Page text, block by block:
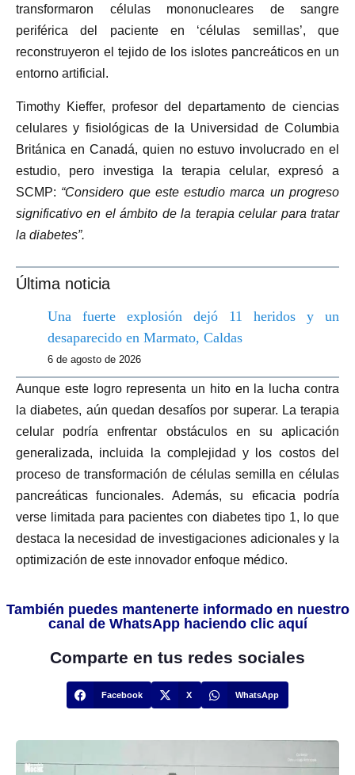
transformaron células mononucleares de sangre
periférica del paciente en ‘células semillas’, que
reconstruyeron el tejido de los islotes pancreáticos en un
entorno artificial.
Timothy Kieffer, profesor del departamento de ciencias
celulares y fisiológicas de la Universidad de Columbia
Británica en Canadá, quien no estuvo involucrado en el
estudio, pero investiga la terapia celular, expresó a
SCMP: “Considero que este estudio marca un progreso
significativo en el ámbito de la terapia celular para tratar
la diabetes”.
Última noticia
Una fuerte explosión dejó 11 heridos y un
desaparecido en Marmato, Caldas
6 de agosto de 2026
Aunque este logro representa un hito en la lucha contra
la diabetes, aún quedan desafíos por superar. La terapia
celular podría enfrentar obstáculos en su aplicación
generalizada, incluida la complejidad y los costos del
proceso de transformación de células semilla en células
pancreáticas funcionales. Además, su eficacia podría
verse limitada para pacientes con diabetes tipo 1, lo que
destaca la necesidad de investigaciones adicionales y la
optimización de este innovador enfoque médico.
También puedes mantenerte informado en nuestro
canal de WhatsApp haciendo clic aquí
Comparte en tus redes sociales
Facebook X WhatsApp